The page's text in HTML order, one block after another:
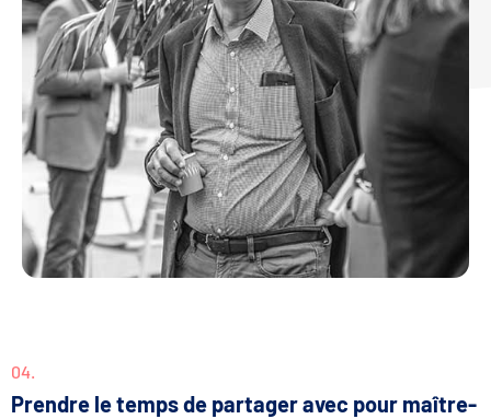
04.
Prendre le temps de partager avec pour maître-